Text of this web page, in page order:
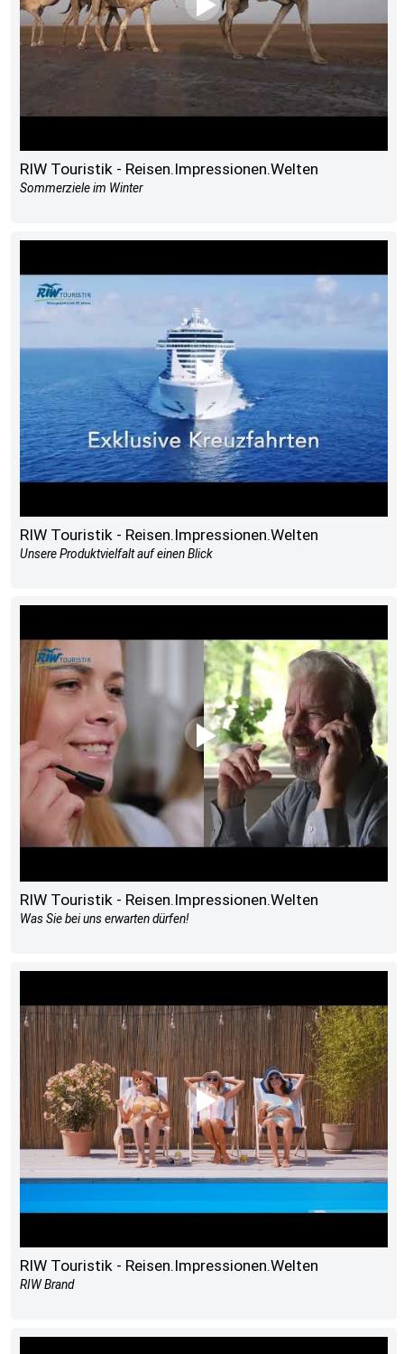
RIW Touristik - Reisen.Impressionen.Welten
Sommerziele im Winter
RIW Touristik - Reisen.Impressionen.Welten
Unsere Produktvielfalt auf einen Blick
RIW Touristik - Reisen.Impressionen.Welten
Was Sie bei uns erwarten dürfen!
RIW Touristik - Reisen.Impressionen.Welten
RIW Brand